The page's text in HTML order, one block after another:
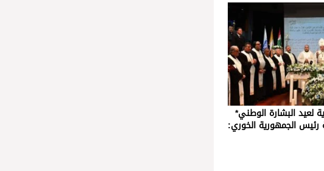
لعيد البشارة الوطني*
رئيس الجمهورية الخوري: